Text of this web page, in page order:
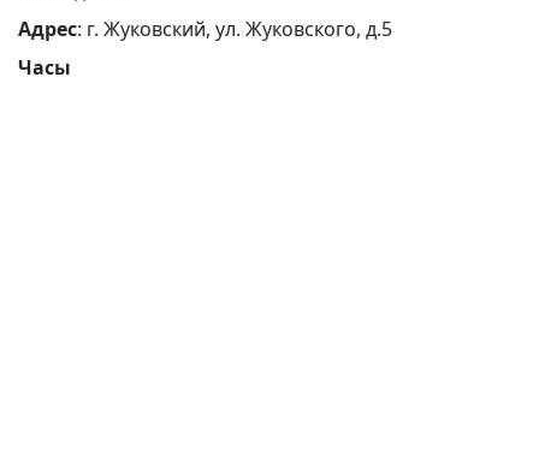
Адрес: г. Жуковский, ул. Жуковского, д.5
Часы